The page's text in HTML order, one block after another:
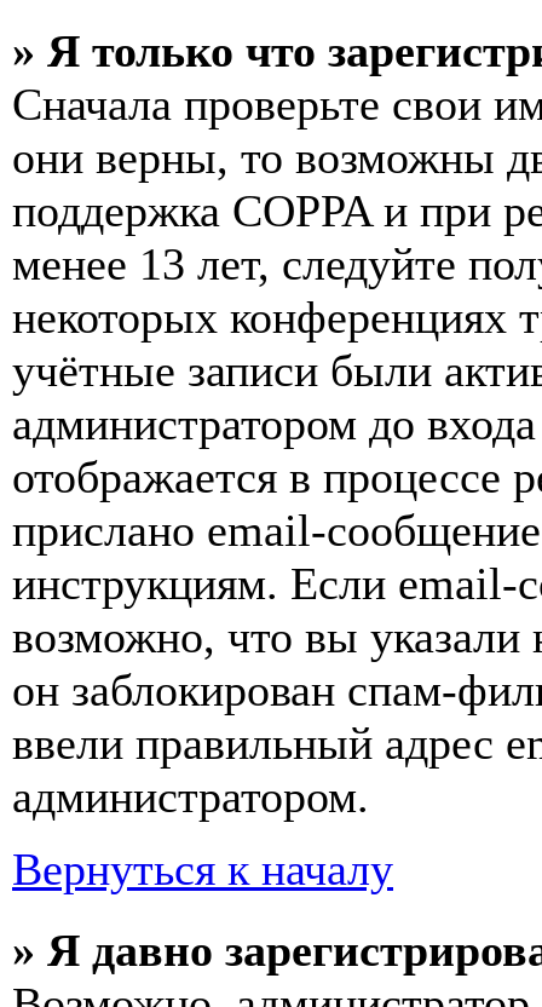
» Я только что
Сначала проверьте свои
они верны, то возможны
поддержка COPPA и при
менее 13 лет, следуйте
некоторых конференциях
учётные записи были
администратором до
отображается в процессе
прислано email-
инструкциям. Если email-
возможно, что вы
он заблокирован спам-
ввели правильный адрес
администратором.
Вернуться к началу
» Я давно